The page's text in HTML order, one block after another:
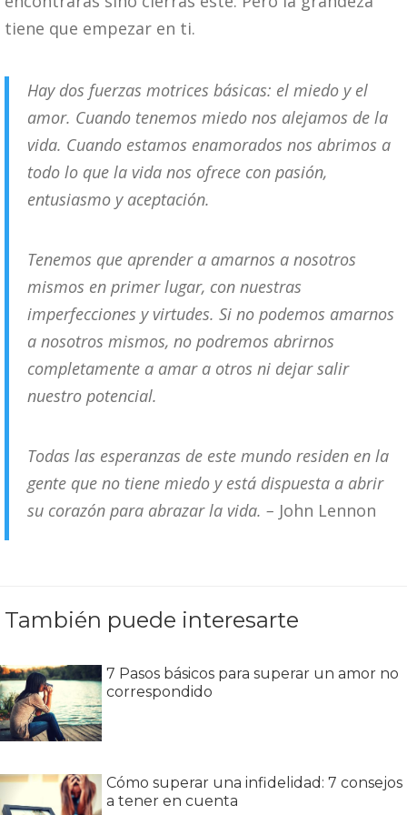
tiene que empezar en ti.
Hay dos fuerzas motrices básicas: el miedo y el
amor. Cuando tenemos miedo nos alejamos de la
vida. Cuando estamos enamorados nos abrimos a
todo lo que la vida nos ofrece con pasión,
entusiasmo y aceptación.
Tenemos que aprender a amarnos a nosotros
mismos en primer lugar, con nuestras
imperfecciones y virtudes. Si no podemos amarnos
a nosotros mismos, no podremos abrirnos
completamente a amar a otros ni dejar salir
nuestro potencial.
Todas las esperanzas de este mundo residen en la
gente que no tiene miedo y está dispuesta a abrir
su corazón para abrazar la vida. – John Lennon
También puede interesarte
7 Pasos básicos para superar un amor no
correspondido
Cómo superar una infidelidad: 7 consejos
a tener en cuenta